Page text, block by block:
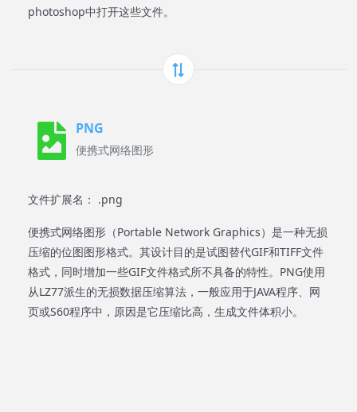
photoshop中打开这些文件。
PNG
便携式网络图形
文件扩展名： .png
便携式网络图形（Portable Network Graphics）是一种无损
压缩的位图图形格式。其设计目的是试图替代GIF和TIFF文件
格式，同时增加一些GIF文件格式所不具备的特性。PNG使用
从LZ77派生的无损数据压缩算法，一般应用于JAVA程序、网
页或S60程序中，原因是它压缩比高，生成文件体积小。